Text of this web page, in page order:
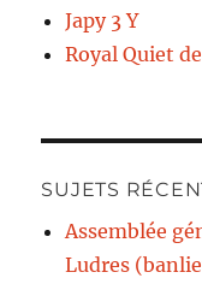
Japy 3 Y
Royal Quiet
SUJETS
Assemblée
Ludres